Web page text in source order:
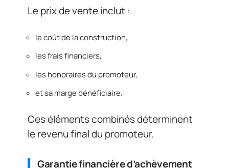
Le prix de vente inclut :
le coût de la construction,
les frais financiers,
les honoraires du promoteur,
et sa marge bénéficiaire.
Ces éléments combinés déterminent
le revenu final du promoteur.
Garantie financière d’achèvement